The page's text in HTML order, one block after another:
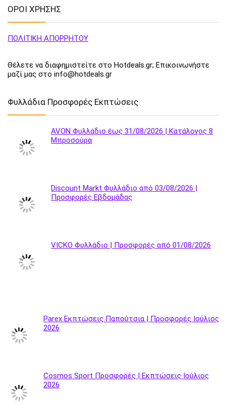
ΟΡΟΙ ΧΡΗΣΗΣ
ΠΟΛΙΤΙΚΗ ΑΠΟΡΡΗΤΟΥ
Θέλετε να διαφημιστείτε στο Hotdeals.gr; Επικοινωνήστε
μαζί μας στο info@hotdeals.gr
Φυλλάδια Προσφορές Εκπτώσεις
AVON Φυλλάδιο έως 31/08/2026 | Κατάλογος 8
Μπροσούρα
Discount Markt Φυλλάδιο από 03/08/2026 |
Προσφορές Εβδομάδας
VICKO Φυλλάδιο | Προσφορές από 01/08/2026
Parex Εκπτώσεις Παπούτσια | Προσφορές Ιούλιος
2026
Cosmos Sport Προσφορές | Εκπτώσεις Ιούλιος
2026